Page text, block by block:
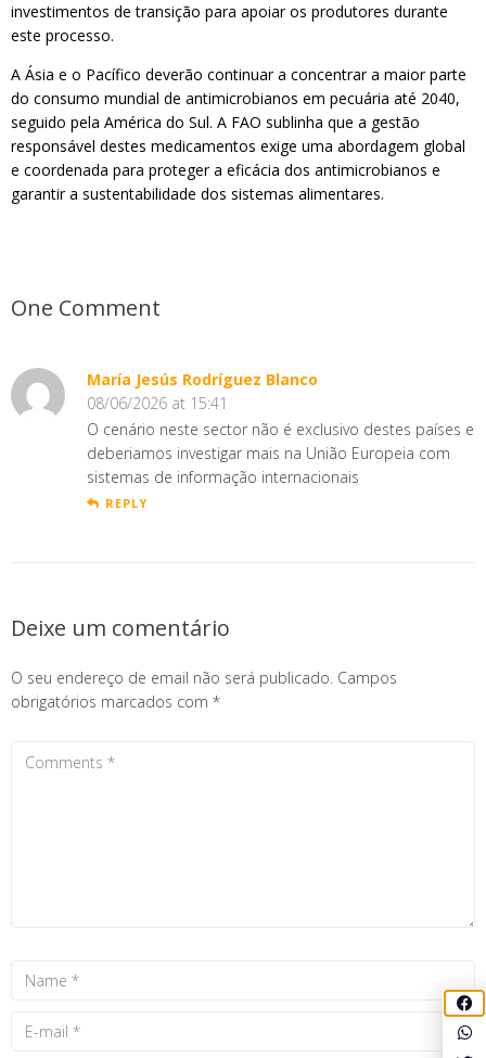
investimentos de transição para apoiar os produtores durante
este processo.
A Ásia e o Pacífico deverão continuar a concentrar a maior parte
do consumo mundial de antimicrobianos em pecuária até 2040,
seguido pela América do Sul. A FAO sublinha que a gestão
responsável destes medicamentos exige uma abordagem global
e coordenada para proteger a eficácia dos antimicrobianos e
garantir a sustentabilidade dos sistemas alimentares.
One Comment
María Jesús Rodríguez Blanco
08/06/2026 at 15:41
O cenário neste sector não é exclusivo destes países e
deberiamos investigar mais na União Europeia com
sistemas de informação internacionais
REPLY
Deixe um comentário
O seu endereço de email não será publicado. Campos
obrigatórios marcados com *